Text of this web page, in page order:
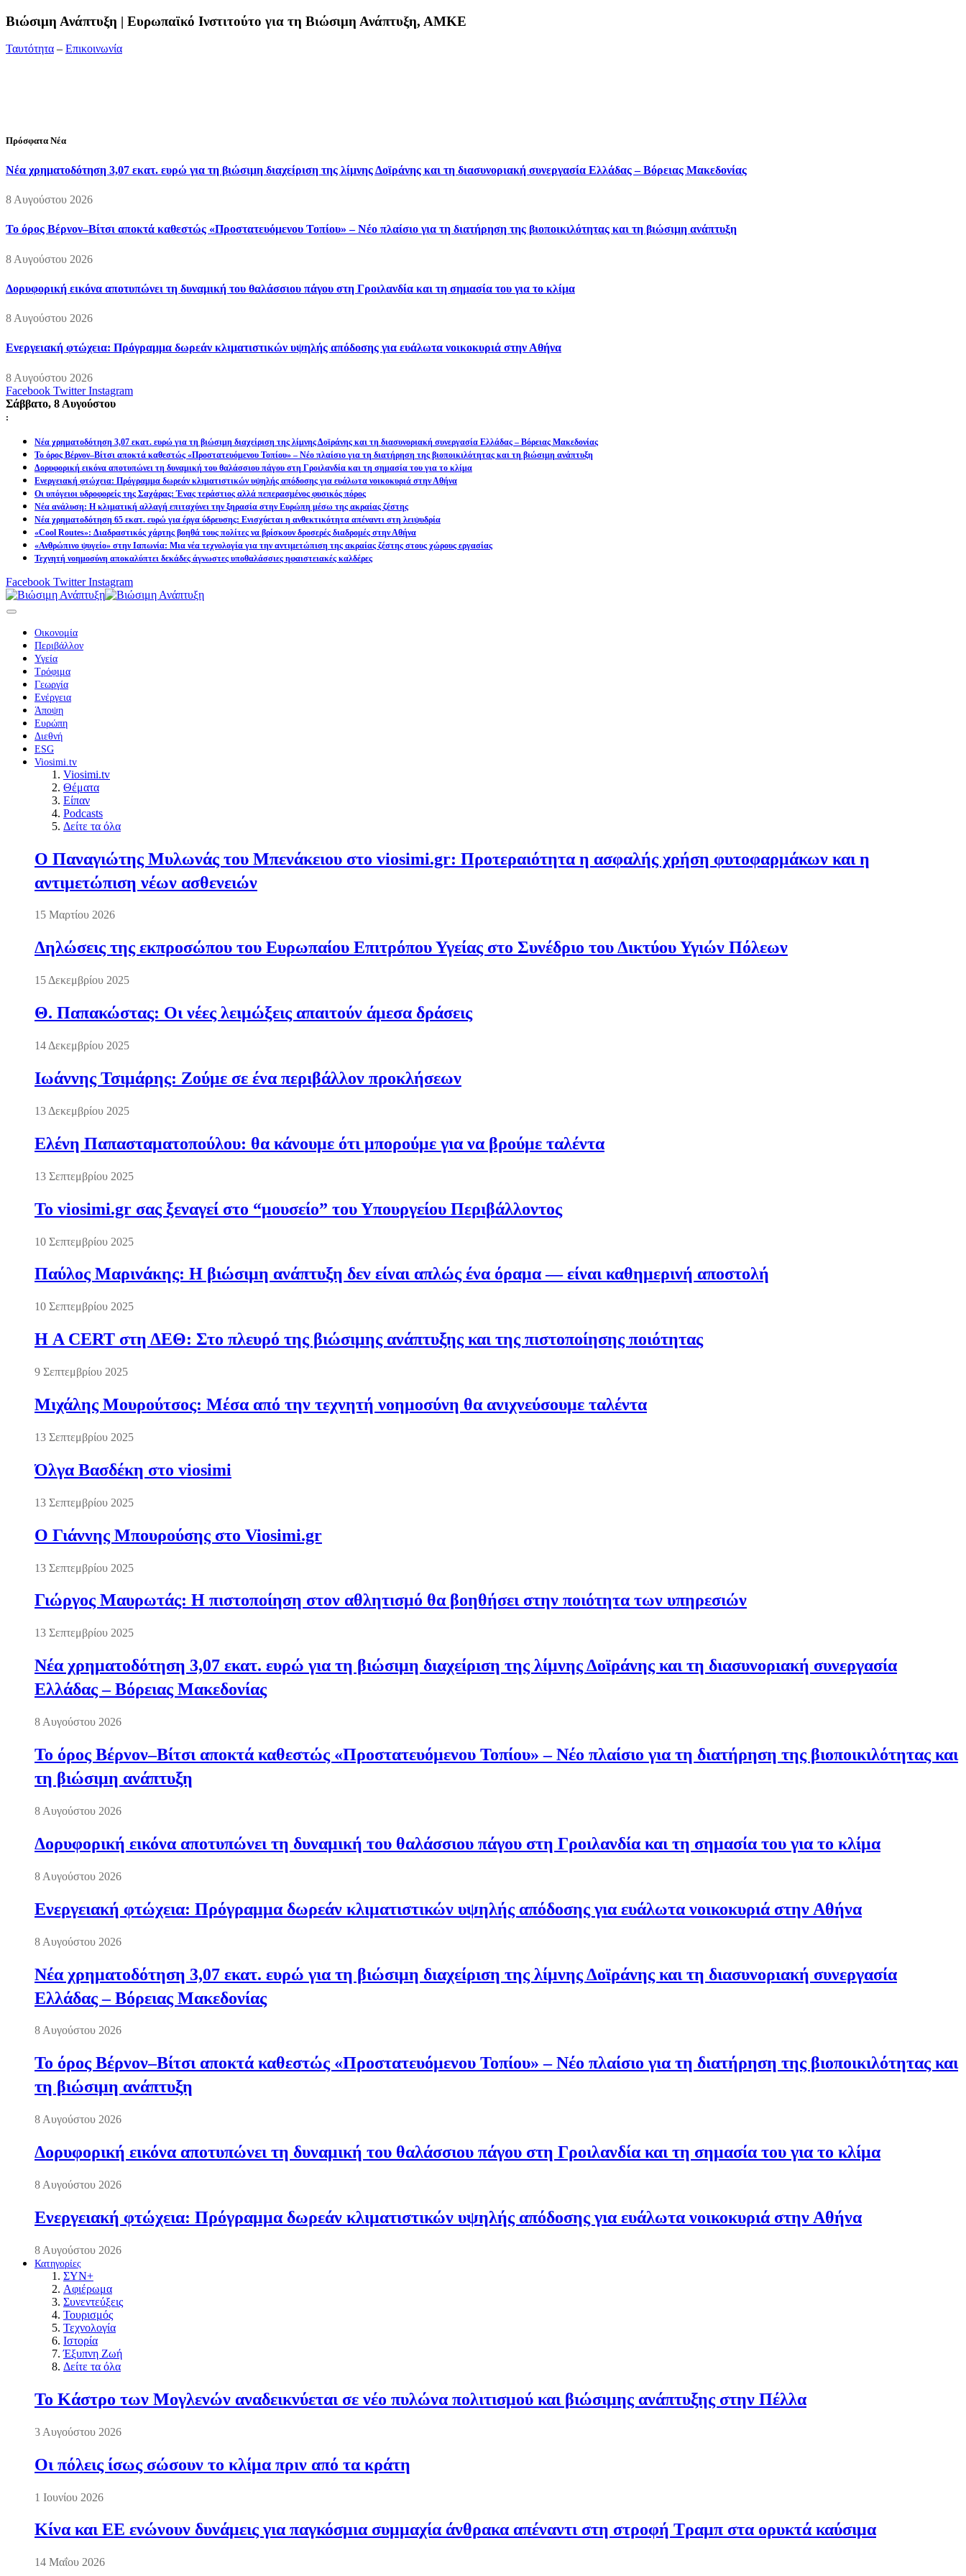
Bιώσιμη Ανάπτυξη | Ευρωπαϊκό Ινστιτούτο για τη Βιώσιμη Ανάπτυξη, ΑΜΚΕ
Ταυτότητα – Επικοινωνία
Πρόσφατα Νέα
Νέα χρηματοδότηση 3,07 εκατ. ευρώ για τη βιώσιμη διαχείριση της λίμνης Δοϊράνης και τη διασυνοριακή συνεργασία Ελλάδας – Βόρειας Μακεδονίας
8 Αυγούστου 2026
Το όρος Βέρνον–Βίτσι αποκτά καθεστώς «Προστατευόμενου Τοπίου» – Νέο πλαίσιο για τη διατήρηση της βιοποικιλότητας και τη βιώσιμη ανάπτυξη
8 Αυγούστου 2026
Δορυφορική εικόνα αποτυπώνει τη δυναμική του θαλάσσιου πάγου στη Γροιλανδία και τη σημασία του για το κλίμα
8 Αυγούστου 2026
Ενεργειακή φτώχεια: Πρόγραμμα δωρεάν κλιματιστικών υψηλής απόδοσης για ευάλωτα νοικοκυριά στην Αθήνα
8 Αυγούστου 2026
Facebook Twitter Instagram
Σάββατο, 8 Αυγούστου
:
Νέα χρηματοδότηση 3,07 εκατ. ευρώ για τη βιώσιμη διαχείριση της λίμνης Δοϊράνης και τη διασυνοριακή συνεργασία Ελλάδας – Βόρειας Μακεδονίας
Το όρος Βέρνον–Βίτσι αποκτά καθεστώς «Προστατευόμενου Τοπίου» – Νέο πλαίσιο για τη διατήρηση της βιοποικιλότητας και τη βιώσιμη ανάπτυξη
Δορυφορική εικόνα αποτυπώνει τη δυναμική του θαλάσσιου πάγου στη Γροιλανδία και τη σημασία του για το κλίμα
Ενεργειακή φτώχεια: Πρόγραμμα δωρεάν κλιματιστικών υψηλής απόδοσης για ευάλωτα νοικοκυριά στην Αθήνα
Οι υπόγειοι υδροφορείς της Σαχάρας: Ένας τεράστιος αλλά πεπερασμένος φυσικός πόρος
Νέα ανάλυση: Η κλιματική αλλαγή επιταχύνει την ξηρασία στην Ευρώπη μέσω της ακραίας ζέστης
Νέα χρηματοδότηση 65 εκατ. ευρώ για έργα ύδρευσης: Ενισχύεται η ανθεκτικότητα απέναντι στη λειψυδρία
«Cool Routes»: Διαδραστικός χάρτης βοηθά τους πολίτες να βρίσκουν δροσερές διαδρομές στην Αθήνα
«Ανθρώπινο ψυγείο» στην Ιαπωνία: Μια νέα τεχνολογία για την αντιμετώπιση της ακραίας ζέστης στους χώρους εργασίας
Τεχνητή νοημοσύνη αποκαλύπτει δεκάδες άγνωστες υποθαλάσσιες ηφαιστειακές καλδέρες
Facebook Twitter Instagram
Οικονομία
Περιβάλλον
Υγεία
Τρόφιμα
Γεωργία
Ενέργεια
Άποψη
Ευρώπη
Διεθνή
ESG
Viosimi.tv
Viosimi.tv
Θέματα
Είπαν
Podcasts
Δείτε τα όλα
Ο Παναγιώτης Μυλωνάς του Μπενάκειου στο viosimi.gr: Προτεραιότητα η ασφαλής χρήση φυτοφαρμάκων και η
αντιμετώπιση νέων ασθενειών
15 Μαρτίου 2026
Δηλώσεις της εκπροσώπου του Ευρωπαίου Επιτρόπου Υγείας στο Συνέδριο του Δικτύου Υγιών Πόλεων
15 Δεκεμβρίου 2025
Θ. Παπακώστας: Οι νέες λειμώξεις απαιτούν άμεσα δράσεις
14 Δεκεμβρίου 2025
Ιωάννης Τσιμάρης: Ζούμε σε ένα περιβάλλον προκλήσεων
13 Δεκεμβρίου 2025
Ελένη Παπασταματοπούλου: θα κάνουμε ότι μπορούμε για να βρούμε ταλέντα
13 Σεπτεμβρίου 2025
Το viosimi.gr σας ξεναγεί στο “μουσείο” του Υπουργείου Περιβάλλοντος
10 Σεπτεμβρίου 2025
Παύλος Μαρινάκης: Η βιώσιμη ανάπτυξη δεν είναι απλώς ένα όραμα — είναι καθημερινή αποστολή
10 Σεπτεμβρίου 2025
Η A CERT στη ΔΕΘ: Στο πλευρό της βιώσιμης ανάπτυξης και της πιστοποίησης ποιότητας
9 Σεπτεμβρίου 2025
Μιχάλης Μουρούτσος: Μέσα από την τεχνητή νοημοσύνη θα ανιχνεύσουμε ταλέντα
13 Σεπτεμβρίου 2025
Όλγα Βασδέκη στο viosimi
13 Σεπτεμβρίου 2025
Ο Γιάννης Μπουρούσης στο Viosimi.gr
13 Σεπτεμβρίου 2025
Γιώργος Μαυρωτάς: Η πιστοποίηση στον αθλητισμό θα βοηθήσει στην ποιότητα των υπηρεσιών
13 Σεπτεμβρίου 2025
Νέα χρηματοδότηση 3,07 εκατ. ευρώ για τη βιώσιμη διαχείριση της λίμνης Δοϊράνης και τη διασυνοριακή συνεργασία
Ελλάδας – Βόρειας Μακεδονίας
8 Αυγούστου 2026
Το όρος Βέρνον–Βίτσι αποκτά καθεστώς «Προστατευόμενου Τοπίου» – Νέο πλαίσιο για τη διατήρηση της βιοποικιλότητας και
τη βιώσιμη ανάπτυξη
8 Αυγούστου 2026
Δορυφορική εικόνα αποτυπώνει τη δυναμική του θαλάσσιου πάγου στη Γροιλανδία και τη σημασία του για το κλίμα
8 Αυγούστου 2026
Ενεργειακή φτώχεια: Πρόγραμμα δωρεάν κλιματιστικών υψηλής απόδοσης για ευάλωτα νοικοκυριά στην Αθήνα
8 Αυγούστου 2026
Νέα χρηματοδότηση 3,07 εκατ. ευρώ για τη βιώσιμη διαχείριση της λίμνης Δοϊράνης και τη διασυνοριακή συνεργασία
Ελλάδας – Βόρειας Μακεδονίας
8 Αυγούστου 2026
Το όρος Βέρνον–Βίτσι αποκτά καθεστώς «Προστατευόμενου Τοπίου» – Νέο πλαίσιο για τη διατήρηση της βιοποικιλότητας και
τη βιώσιμη ανάπτυξη
8 Αυγούστου 2026
Δορυφορική εικόνα αποτυπώνει τη δυναμική του θαλάσσιου πάγου στη Γροιλανδία και τη σημασία του για το κλίμα
8 Αυγούστου 2026
Ενεργειακή φτώχεια: Πρόγραμμα δωρεάν κλιματιστικών υψηλής απόδοσης για ευάλωτα νοικοκυριά στην Αθήνα
8 Αυγούστου 2026
Κατηγορίες
ΣΥΝ+
Αφιέρωμα
Συνεντεύξεις
Τουρισμός
Τεχνολογία
Ιστορία
Έξυπνη Ζωή
Δείτε τα όλα
Το Κάστρο των Μογλενών αναδεικνύεται σε νέο πυλώνα πολιτισμού και βιώσιμης ανάπτυξης στην Πέλλα
3 Αυγούστου 2026
Οι πόλεις ίσως σώσουν το κλίμα πριν από τα κράτη
1 Ιουνίου 2026
Κίνα και ΕΕ ενώνουν δυνάμεις για παγκόσμια συμμαχία άνθρακα απέναντι στη στροφή Τραμπ στα ορυκτά καύσιμα
14 Μαΐου 2026